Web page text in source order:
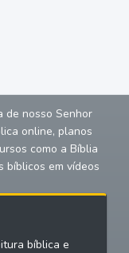
de nosso Senhor
online, planos
como a Bíblia
bíblicos em vídeos
bíblica e